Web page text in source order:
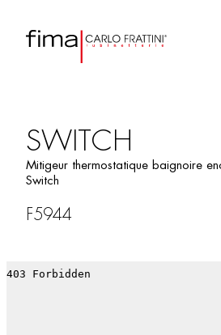
SWITCH
Mitigeur thermostatique baignoire
Switch
F5944